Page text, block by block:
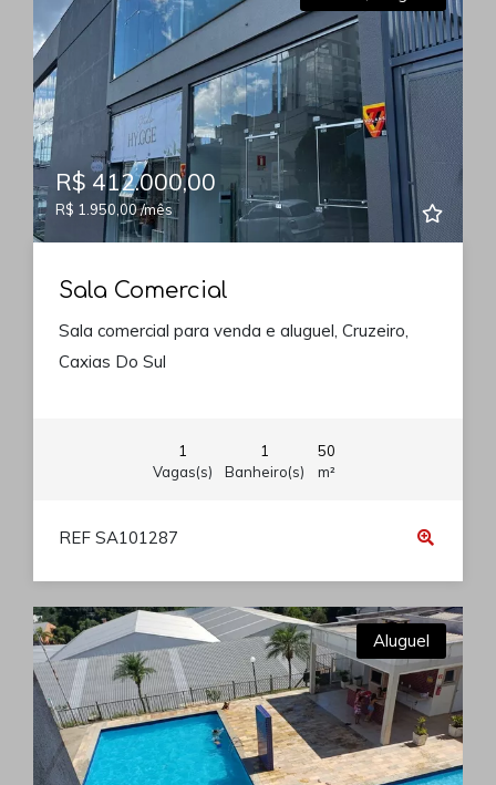
R$ 412.000,00
R$ 1.950,00 /mês
Sala Comercial
Sala comercial para venda e aluguel, Cruzeiro,
Caxias Do Sul
1
Vagas(s)
1
Banheiro(s)
50
m²
REF SA101287
Aluguel